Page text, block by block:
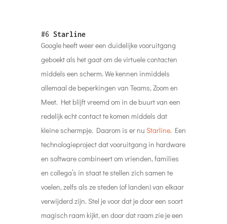
#6 Starline
Google heeft weer een duidelijke vooruitgang
geboekt als het gaat om de virtuele contacten
middels een scherm. We kennen inmiddels
allemaal de beperkingen van Teams, Zoom en
Meet. Het blijft vreemd om in de buurt van een
redelijk echt contact te komen middels dat
kleine schermpje. Daarom is er nu Starline. Een
technologieproject dat vooruitgang in hardware
en software combineert om vrienden, families
en collega’s in staat te stellen zich samen te
voelen, zelfs als ze steden (of landen) van elkaar
verwijderd zijn. Stel je voor dat je door een soort
magisch raam kijkt, en door dat raam zie je een